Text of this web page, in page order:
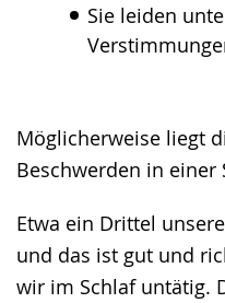
Sie leiden
Möglicherweise liegt
Beschwerden in einer
Etwa ein Drittel
und das ist gut und
wir im Schlaf untätig.